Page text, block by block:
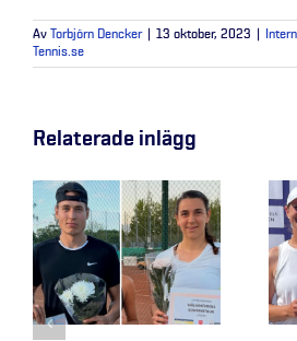
Av Torbjörn Dencker 13 oktober, 2023
Tennis.se
Relaterade inlägg